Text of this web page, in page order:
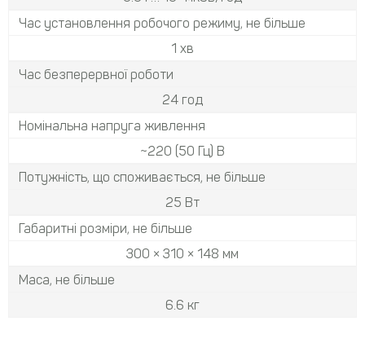
Час установлення робочого режиму, не більше
1 хв
Час безперервної роботи
24 год
Номінальна напруга живлення
~220 (50 Гц) В
Потужність, що споживається, не більше
25 Вт
Габаритні розміри, не більше
300 × 310 × 148 мм
Маса, не більше
6.6 кг